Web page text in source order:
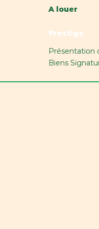
1958Parking
NonAnnée de
situation
A louer
Prestige
Présentation
Biens